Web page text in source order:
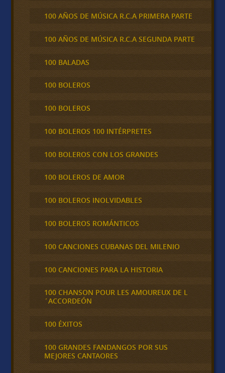
100 AÑOS DE MÚSICA R.C.A PRIMERA PARTE
100 AÑOS DE MÚSICA R.C.A SEGUNDA PARTE
100 BALADAS
100 BOLEROS
100 BOLEROS
100 BOLEROS 100 INTÉRPRETES
100 BOLEROS CON LOS GRANDES
100 BOLEROS DE AMOR
100 BOLEROS INOLVIDABLES
100 BOLEROS ROMÁNTICOS
100 CANCIONES CUBANAS DEL MILENIO
100 CANCIONES PARA LA HISTORIA
100 CHANSON POUR LES AMOUREUX DE L
´ACCORDEÓN
100 ÉXITOS
100 GRANDES FANDANGOS POR SUS
MEJORES CANTAORES